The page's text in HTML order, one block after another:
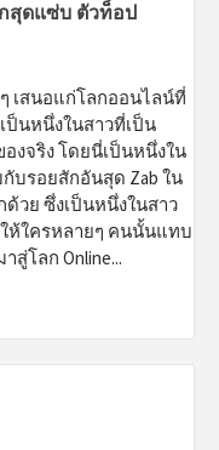
สุดแซ่บ ตัวท็อป
เสนอแก่โลกออนไลน์ที่
นหนึ่งในสาวที่เป็น
งจริง โดยนี่เป็นหนึ่งใน
บรอยสักอันสุด Zab ใน
ด้วย ซึ่งเป็นหนึ่งในสาว
ห้ใครหลายๆ คนนั้นแทบ
สู่โลก Online...